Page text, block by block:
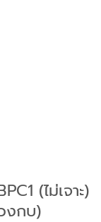
(ไม่เจาะ)
งกบ)